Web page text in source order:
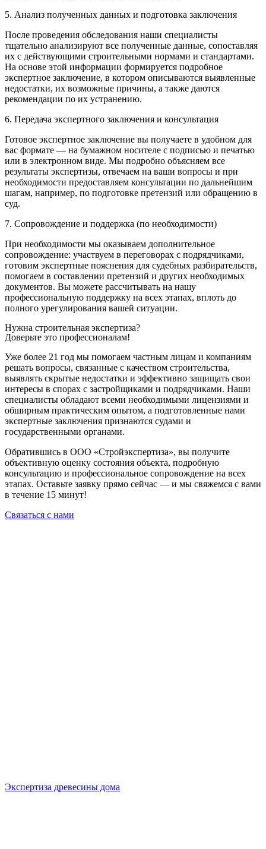
5. Анализ полученных данных и подготовка заключения
После проведения обследования наши специалисты
тщательно анализируют все полученные данные, сопоставляя
их с действующими строительными нормами и стандартами.
На основе этой информации формируется подробное
экспертное заключение, в котором описываются выявленные
недостатки, их возможные причины, а также даются
рекомендации по их устранению.
6. Передача экспертного заключения и консультация
Готовое экспертное заключение вы получаете в удобном для
вас формате — на бумажном носителе с подписью и печатью
или в электронном виде. Мы подробно объясняем все
результаты экспертизы, отвечаем на ваши вопросы и при
необходимости предоставляем консультации по дальнейшим
шагам, например, по подготовке претензий или обращению в
суд.
7. Сопровождение и поддержка (по необходимости)
При необходимости мы оказываем дополнительное
сопровождение: участвуем в переговорах с подрядчиками,
готовим экспертные пояснения для судебных разбирательств,
помогаем в составлении претензий и других необходимых
документов. Вы можете рассчитывать на нашу
профессиональную поддержку на всех этапах, вплоть до
полного урегулирования вашей ситуации.
Нужна строительная экспертиза?
Доверьте это профессионалам!
Уже более 21 год мы помогаем частным лицам и компаниям
решать вопросы, связанные с качеством строительства,
выявлять скрытые недостатки и эффективно защищать свои
интересы в спорах с застройщиками и подрядчиками. Наши
специалисты обладают всеми необходимыми лицензиями и
обширным практическим опытом, а подготовленные нами
экспертные заключения признаются судами и
государственными органами.
Обратившись в ООО «Стройэкспертиза», вы получите
объективную оценку состояния объекта, подробную
консультацию и профессиональное сопровождение на всех
этапах. Оставьте заявку прямо сейчас — и мы свяжемся с вами
в течение 15 минут!
Связаться с нами
Экспертиза древесины дома